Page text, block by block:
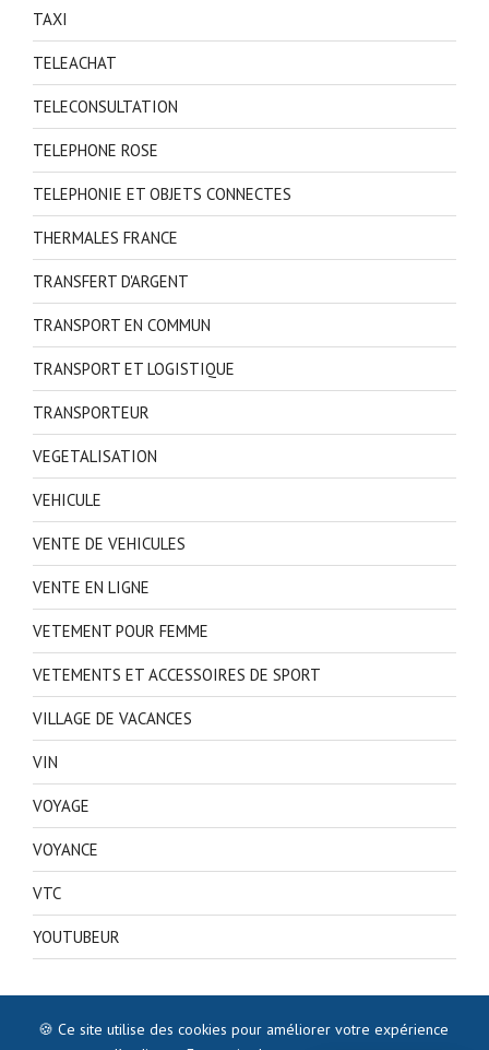
TAXI
TELEACHAT
TELECONSULTATION
TELEPHONE ROSE
TELEPHONIE ET OBJETS CONNECTES
THERMALES FRANCE
TRANSFERT D'ARGENT
TRANSPORT EN COMMUN
TRANSPORT ET LOGISTIQUE
TRANSPORTEUR
VEGETALISATION
VEHICULE
VENTE DE VEHICULES
VENTE EN LIGNE
VETEMENT POUR FEMME
VETEMENTS ET ACCESSOIRES DE SPORT
VILLAGE DE VACANCES
VIN
VOYAGE
VOYANCE
VTC
YOUTUBEUR
🍪 Ce site utilise des cookies pour améliorer votre expérience